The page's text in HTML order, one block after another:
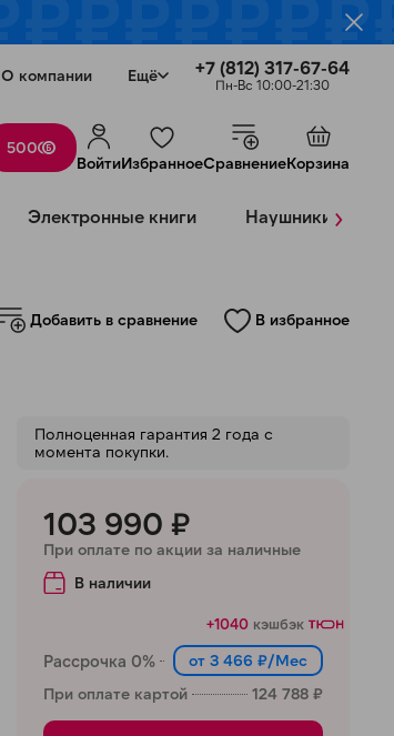
О компании Ещё +7 (812) 317-67-64
Пн-Вс 10:00-21:30
500
ВойтиИзбранноеСравнениеКорзина
Электронные книги Наушники ›
Добавить в сравнение В избранное
Полноценная гарантия 2 года с
момента покупки.
103 990 ₽
При оплате по акции за наличные
В наличии
+1040 кэшбэк
Рассрочка 0%
от 3 466 ₽/Мес
При оплате картой
124 788 ₽